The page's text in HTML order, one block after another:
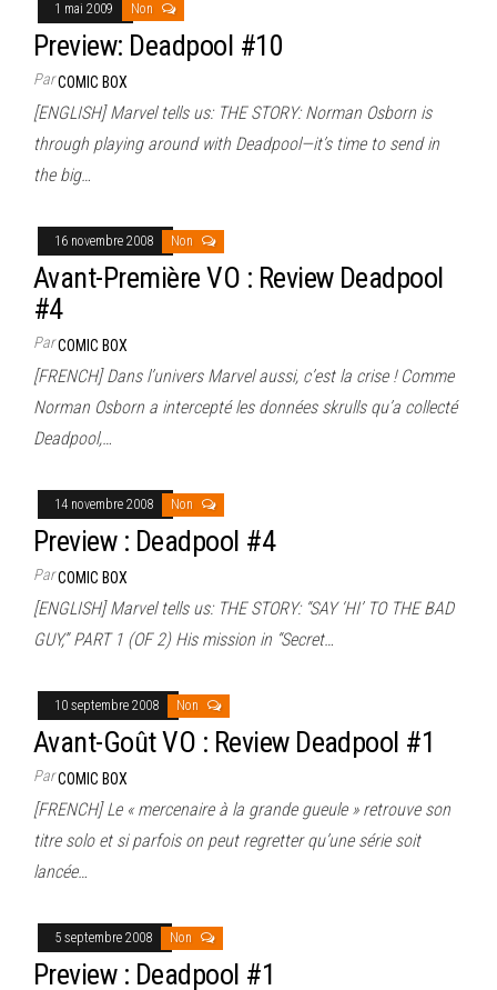
1 mai 2009 Non
Preview: Deadpool #10
ParCOMIC BOX
[ENGLISH] Marvel tells us: THE STORY: Norman Osborn is
through playing around with Deadpool—it’s time to send in
the big…
16 novembre 2008 Non
Avant-Première VO : Review Deadpool
#4
ParCOMIC BOX
[FRENCH] Dans l’univers Marvel aussi, c’est la crise ! Comme
Norman Osborn a intercepté les données skrulls qu’a collecté
Deadpool,…
14 novembre 2008 Non
Preview : Deadpool #4
ParCOMIC BOX
[ENGLISH] Marvel tells us: THE STORY: “SAY ‘HI’ TO THE BAD
GUY,” PART 1 (OF 2) His mission in “Secret…
10 septembre 2008 Non
Avant-Goût VO : Review Deadpool #1
ParCOMIC BOX
[FRENCH] Le « mercenaire à la grande gueule » retrouve son
titre solo et si parfois on peut regretter qu’une série soit
lancée…
5 septembre 2008 Non
Preview : Deadpool #1